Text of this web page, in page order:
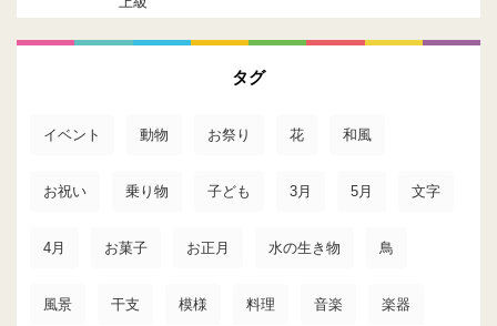
タグ
イベント 動物 お祭り 花 和風
お祝い 乗り物 子ども 3月 5月 文字
4月 お菓子 お正月 水の生き物 鳥
風景 干支 模様 料理 音楽 楽器